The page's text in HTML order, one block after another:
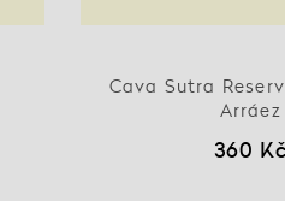
Cava Sutra
Arráez
360 Kč